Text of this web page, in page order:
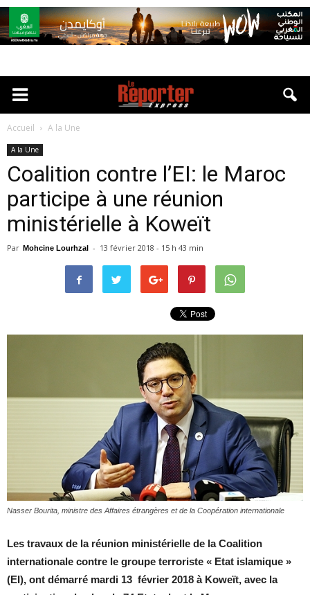
Accueil A la Une
A la Une
Coalition contre l’EI: le Maroc
participe à une réunion
ministérielle à Koweït
Par Mohcine Lourhzal - 13 février 2018 - 15 h 43 min
Nasser Bourita, ministre des Affaires étrangères et de la Coopération internationale
Les travaux de la réunion ministérielle de la Coalition
internationale contre le groupe terroriste « Etat islamique »
(EI), ont démarré mardi 13 février 2018 à Koweït, avec la